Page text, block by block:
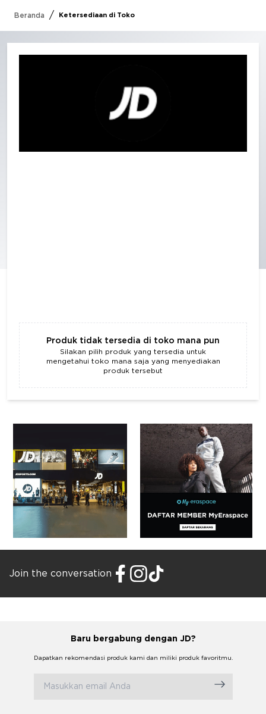
Beranda / Ketersediaan di Toko
Produk tidak tersedia di toko mana pun
Silakan pilih produk yang tersedia untuk
mengetahui toko mana saja yang menyediakan
produk tersebut
Join the conversation
Baru bergabung dengan JD?
Dapatkan rekomendasi produk kami dan miliki produk favoritmu.